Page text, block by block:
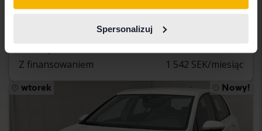
Spersonalizuj
Z finansowaniem 1 542 SEK/miesiąc
wtorek Nowy!